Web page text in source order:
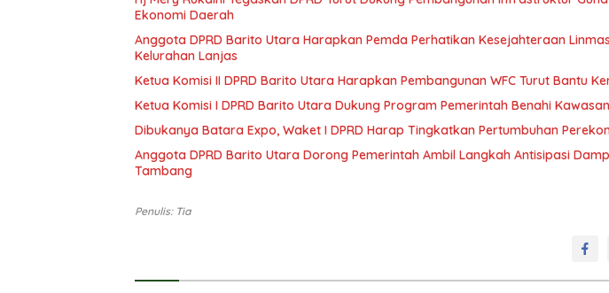
Ekonomi Daerah
Anggota DPRD Barito Utara Harapkan Pemda Perhatikan Kesejahteraan
Kelurahan Lanjas
Ketua Komisi II DPRD Barito Utara Harapkan Pembangunan WFC Turut Bantu
Ketua Komisi I DPRD Barito Utara Dukung Program Pemerintah Benahi
Dibukanya Batara Expo, Waket I DPRD Harap Tingkatkan Pertumbuhan
Anggota DPRD Barito Utara Dorong Pemerintah Ambil Langkah Antisipasi
Tambang
Penulis: Tia